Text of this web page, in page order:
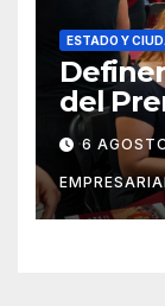
ESTADO Y
del
6